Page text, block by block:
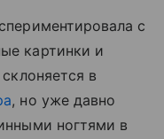
с
картинки и
в
, но уже давно
ногтями в